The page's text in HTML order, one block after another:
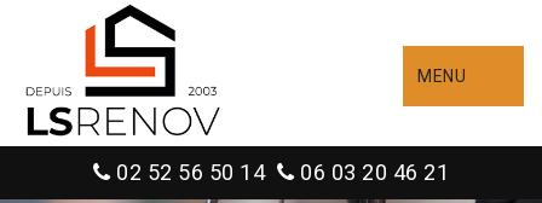
MENU
02 52 56 50 14 06 03 20 46 21